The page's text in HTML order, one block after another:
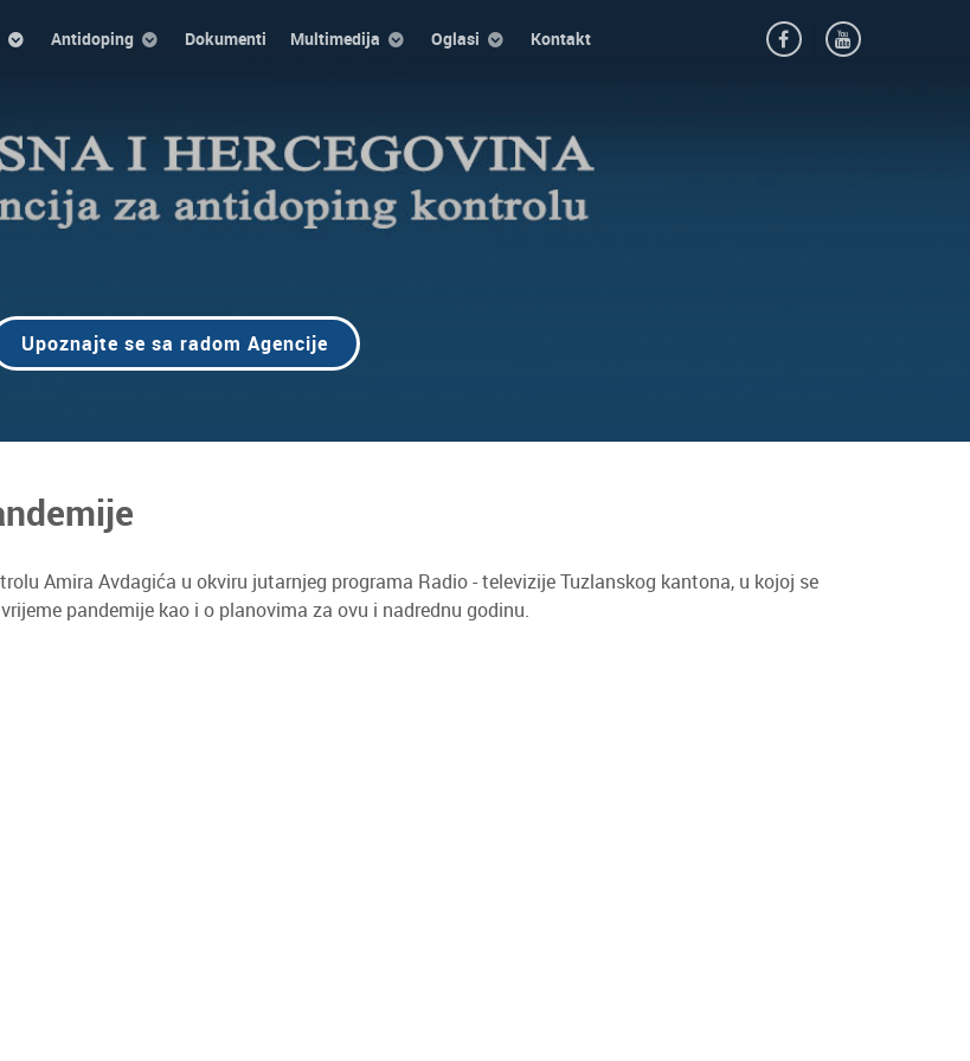
Antidoping Dokumenti Multimedija Oglasi Kontakt
Upoznajte se sa radom Agencije
Amira Avdagića u okviru jutarnjeg programa Radio - televizije Tuzlanskog kantona, u kojoj se
pandemije kao i o planovima za ovu i nadrednu godinu.